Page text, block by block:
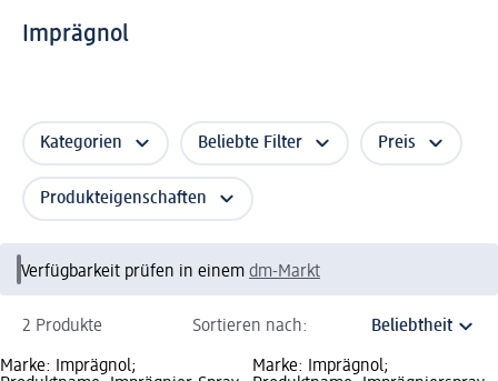
Imprägnol
Kategorien Beliebte Filter Preis
Produkteigenschaften
Verfügbarkeit prüfen in einem dm-Markt
2 Produkte Sortieren nach:
Marke: Imprägnol;
Marke: Imprägnol;